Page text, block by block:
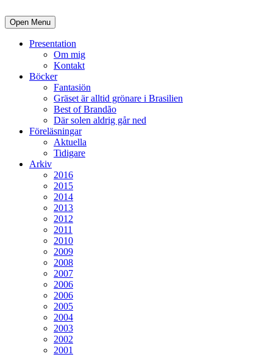
Open Menu
Presentation
Om mig
Kontakt
Böcker
Fantasiön
Gräset är alltid grönare i Brasilien
Best of Brandão
Där solen aldrig går ned
Föreläsningar
Aktuella
Tidigare
Arkiv
2016
2015
2014
2013
2012
2011
2010
2009
2008
2007
2006
2006
2005
2004
2003
2002
2001